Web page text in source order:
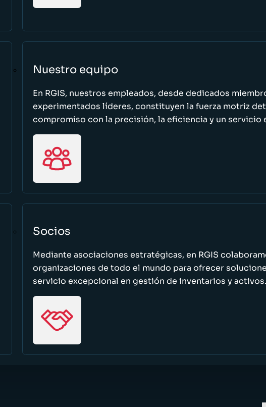
Nuestro equipo
En RGIS, nuestros empleados, desde dedicados
experimentados líderes, constituyen la fuerza motriz
compromiso con la precisión, la eficiencia y un servicio
Socios
Mediante asociaciones estratégicas, en RGIS
organizaciones de todo el mundo para ofrecer
servicio excepcional en gestión de inventarios y activos.